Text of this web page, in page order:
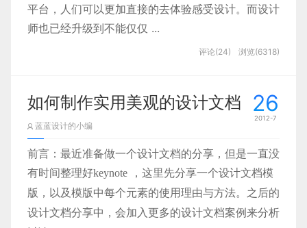
应用商店进行分析，提炼软件应用类商店的设计要
素。
Shopping mall的定义是：大型零售业为主体，
聚合体。而一个完善的软件应用类商店应该是集仓
储、商场、服务与一身的软件应用中心。就如一个完
善的购物中心，销售的是种类各异的软件。下图从角
色、任务和场景3个方面对shopping mall和软件、
应用商店进行对比分析。
平台，人们可以更加直接的去体验感受设计。而设计
师也已经升级到不能仅仅 ...
艺术可以让你为所欲为，但设计必须考虑其他人的
感受—–吉斯利
如今电脑，网络，手机，平板电脑等科技产品的普
及，为设计与人互动提供了完美的平台，人们可以
更加直接的去体验感受设计。
评论(24) 浏览(6318)
26
2012-7
如何制作实用美观的设计文档
蓝蓝设计的小编
前言：最近准备做一个设计文档的分享，但是一直没
有时间整理好keynote
，这里先分享一个设计文档模
版，以及模版中每个元素的使用理由与方法。之后的
设计文档分享中，会加入更多的设计文档案例来分析